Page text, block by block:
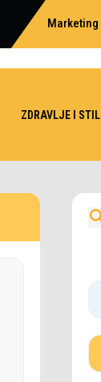
Marketing
ZDRAVLJE I STIL